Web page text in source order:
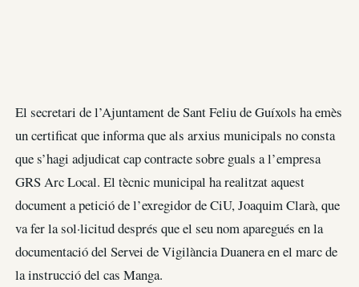
El secretari de l’Ajuntament de Sant Feliu de Guíxols ha emès
un certificat que informa que als arxius municipals no consta
que s’hagi adjudicat cap contracte sobre guals a l’empresa
GRS Arc Local. El tècnic municipal ha realitzat aquest
document a petició de l’exregidor de CiU, Joaquim Clarà, que
va fer la sol·licitud després que el seu nom aparegués en la
documentació del Servei de Vigilància Duanera en el marc de
la instrucció del cas Manga.